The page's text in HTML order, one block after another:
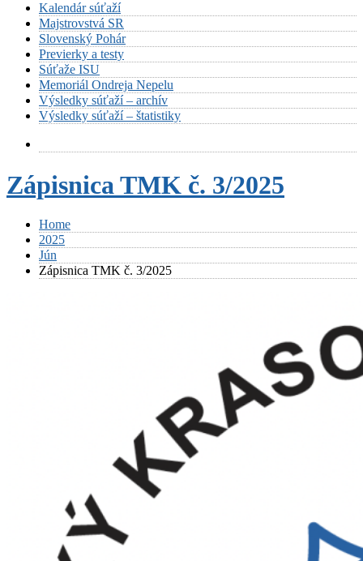
Kalendár súťaží
Majstrovstvá SR
Slovenský Pohár
Previerky a testy
Súťaže ISU
Memoriál Ondreja Nepelu
Výsledky súťaží – archív
Výsledky súťaží – štatistiky
Zápisnica TMK č. 3/2025
Home
2025
Jún
Zápisnica TMK č. 3/2025